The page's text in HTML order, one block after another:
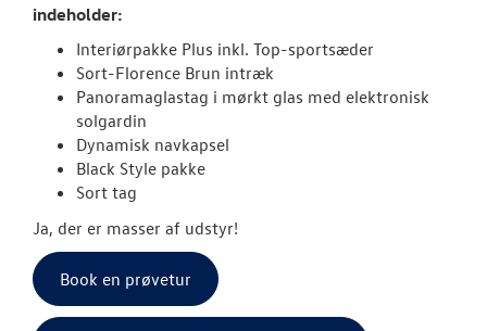
indeholder:
Interiørpakke Plus inkl. Top-sportsæder
Sort-Florence Brun intræk
Panoramaglastag i mørkt glas med elektronisk
solgardin
Dynamisk navkapsel
Black Style pakke
Sort tag
Ja, der er masser af udstyr!
Book en prøvetur